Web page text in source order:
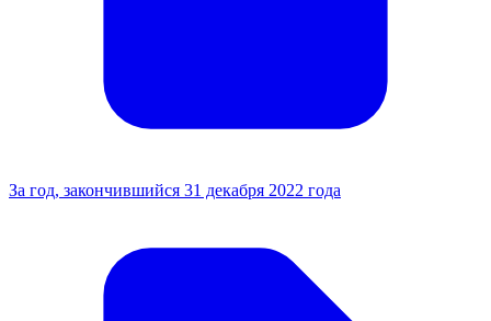
За год, закончившийся 31 декабря 2022 года